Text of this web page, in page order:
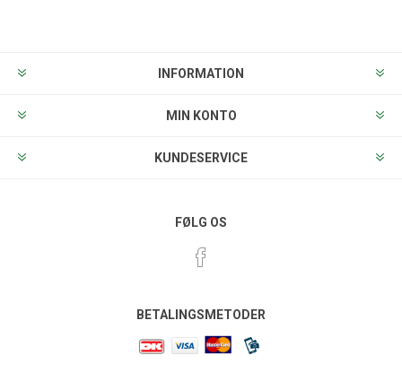
INFORMATION
MIN KONTO
KUNDESERVICE
FØLG OS
BETALINGSMETODER